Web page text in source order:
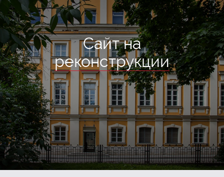
Сайт на
реконструкции